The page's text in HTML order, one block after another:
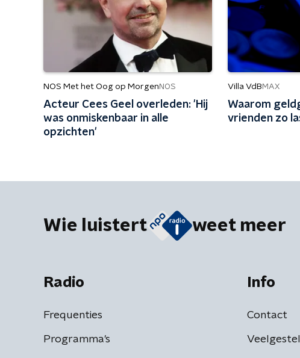
NOS Met het Oog op Morgen NOS
Acteur Cees Geel overleden: 'Hij
was onmiskenbaar in alle
opzichten'
Villa VdB MAX
Waarom
vrienden zo
Wie luistert weet meer
Radio
Frequenties
Programma's
Info
Contact